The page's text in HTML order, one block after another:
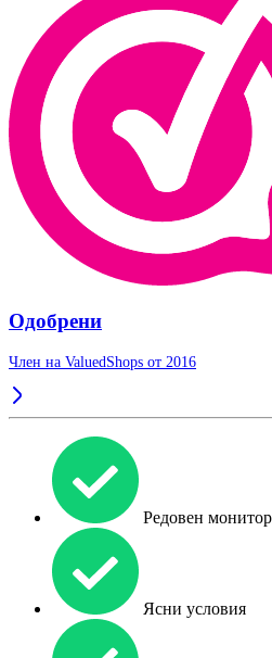
Одобрени
Член на ValuedShops от 2016
Редовен
Ясни условия